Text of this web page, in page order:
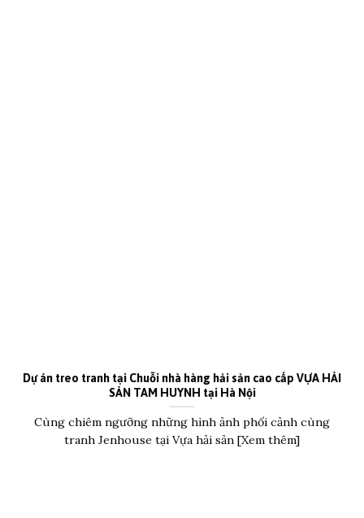
Dự án treo tranh tại Chuỗi nhà hàng hải sản cao cấp VỰA HẢI
SẢN TAM HUYNH tại Hà Nội
Cùng chiêm ngưỡng những hình ảnh phối cảnh cùng
tranh Jenhouse tại Vựa hải sản [Xem thêm]